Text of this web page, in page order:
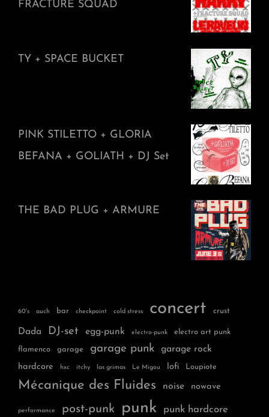
FRACTURE SQUAD
TY + SPACE BUCKET
PINK STILETTO + GLORIA
BEFANA + GOLIATH + DJ Set
THE BAD PLUG + ARMURE
60's auch bar checkpoint cold stress concert crust
Dada DJ-set egg-punk electro-punk electro art punk
flamenco garage garage punk garage rock
hardcore hxc itchy las grimas Le Migou lofi Loupiote
Mécanique des Fluides noise nowave
performance post-punk punk punk hardcore